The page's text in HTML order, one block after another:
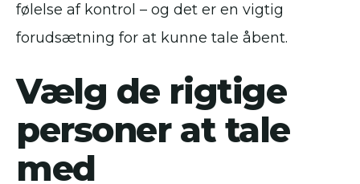
følelse af kontrol – og det er en vigtig
forudsætning for at kunne tale åbent.
Vælg de rigtige
personer at tale
med